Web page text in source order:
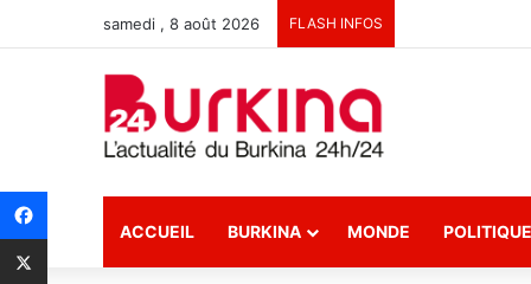
samedi , 8 août 2026 FLASH INFOS
ACCUEIL BURKINA MONDE POLITIQUE